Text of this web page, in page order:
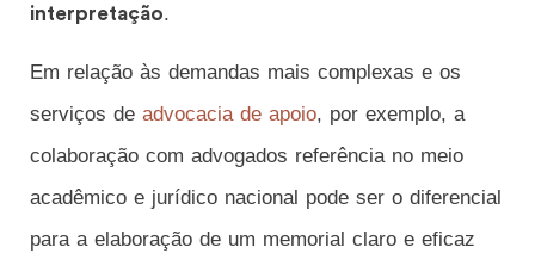
interpretação.
Em relação às demandas mais complexas e os
serviços de advocacia de apoio, por exemplo, a
colaboração com advogados referência no meio
acadêmico e jurídico nacional pode ser o diferencial
para a elaboração de um memorial claro e eficaz